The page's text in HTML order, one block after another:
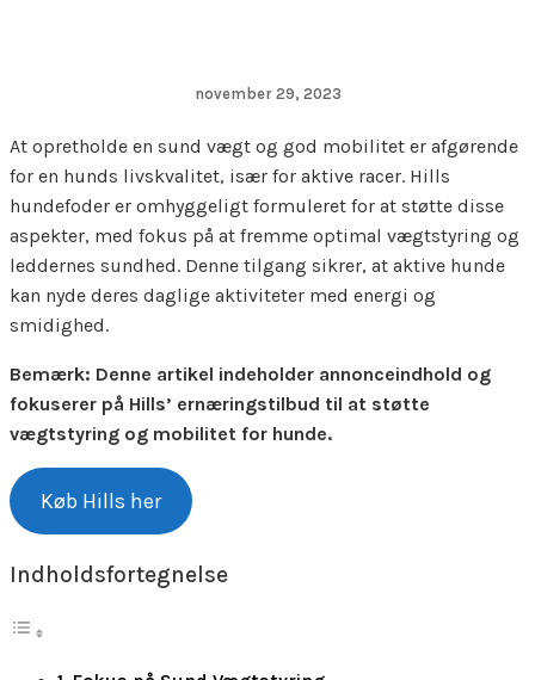
november 29, 2023
At opretholde en sund vægt og god mobilitet er afgørende
for en hunds livskvalitet, især for aktive racer. Hills
hundefoder er omhyggeligt formuleret for at støtte disse
aspekter, med fokus på at fremme optimal vægtstyring og
leddernes sundhed. Denne tilgang sikrer, at aktive hunde
kan nyde deres daglige aktiviteter med energi og
smidighed.
Bemærk: Denne artikel indeholder annonceindhold og
fokuserer på Hills’ ernæringstilbud til at støtte
vægtstyring og mobilitet for hunde.
Køb Hills her
Indholdsfortegnelse